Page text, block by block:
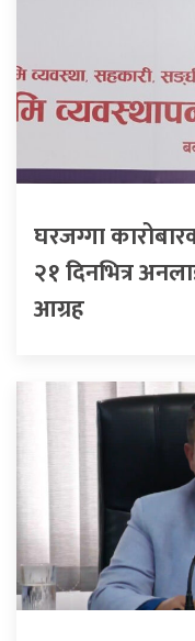
घरजग्गा
२१ दिनभित्र
आग्रह